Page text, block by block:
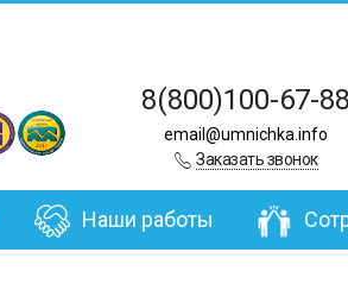
8(800)100-67-88
email@umnichka.info
Заказать звонок
Наши работы